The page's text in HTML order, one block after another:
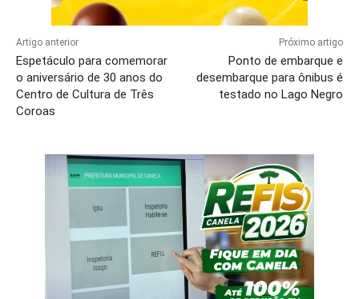
Artigo anterior
Espetáculo para comemorar
o aniversário de 30 anos do
Centro de Cultura de Três
Coroas
Próximo artigo
Ponto de embarque e
desembarque para ônibus é
testado no Lago Negro